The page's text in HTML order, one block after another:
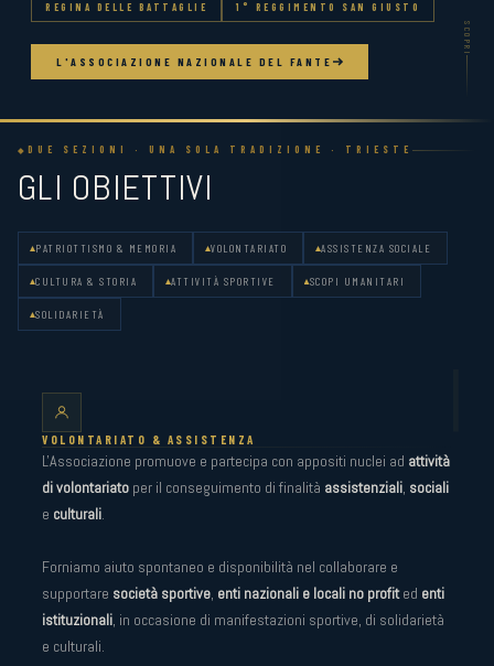
REGINA DELLE BATTAGLIE 1° REGGIMENTO SAN GIUSTO
L'ASSOCIAZIONE NAZIONALE DEL FANTE
SCOPRI
DUE SEZIONI · UNA SOLA TRADIZIONE · TRIESTE
GLI OBIETTIVI
PATRIOTTISMO & MEMORIA VOLONTARIATO ASSISTENZA SOCIALE
CULTURA & STORIA ATTIVITÀ SPORTIVE SCOPI UMANITARI
SOLIDARIETÀ
VOLONTARIATO & ASSISTENZA
L'Associazione promuove e partecipa con appositi nuclei ad attività
di volontariato per il conseguimento di finalità assistenziali, sociali
e culturali.
Forniamo aiuto spontaneo e disponibilità nel collaborare e
supportare società sportive, enti nazionali e locali no profited enti
istituzionali, in occasione di manifestazioni sportive, di solidarietà
e culturali.